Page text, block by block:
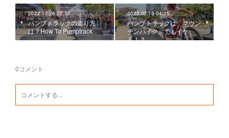
2022.10.26 22:50
パンプトラックの走り方
は？How To Pumptrack
2022.02.15 04:25
パンプトラックは「マウン
テンバイク」でもイケ
る！？
0コメント